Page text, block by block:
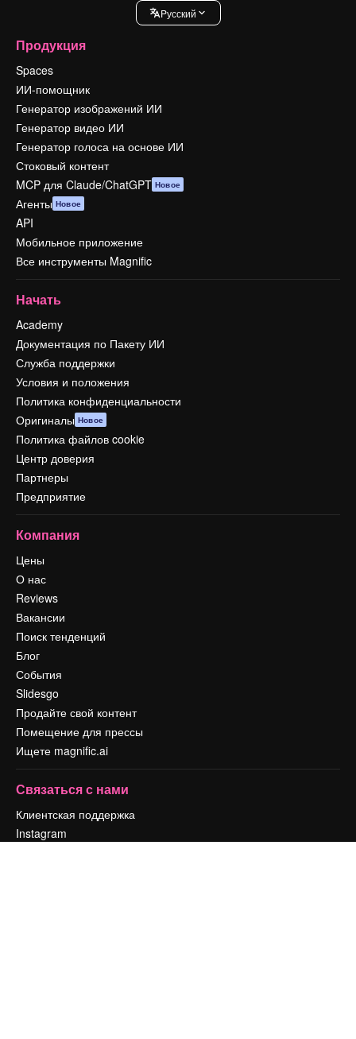
Pусский
Продукция
Spaces
ИИ-помощник
Генератор изображений ИИ
Генератор видео ИИ
Генератор голоса на основе ИИ
Стоковый контент
MCP для Claude/ChatGPT Новое
Агенты Новое
API
Мобильное приложение
Все инструменты Magnific
Начать
Academy
Документация по Пакету ИИ
Служба поддержки
Условия и положения
Политика конфиденциальности
Оригиналы Новое
Политика файлов cookie
Центр доверия
Партнеры
Предприятие
Компания
Цены
О нас
Reviews
Вакансии
Поиск тенденций
Блог
События
Slidesgo
Продайте свой контент
Помещение для прессы
Ищете magnific.ai
Связаться с нами
Клиентская поддержка
Instagram